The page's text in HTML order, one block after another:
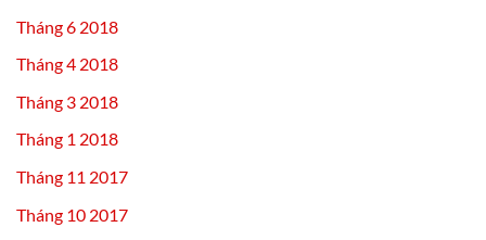
Tháng 6 2018
Tháng 4 2018
Tháng 3 2018
Tháng 1 2018
Tháng 11 2017
Tháng 10 2017